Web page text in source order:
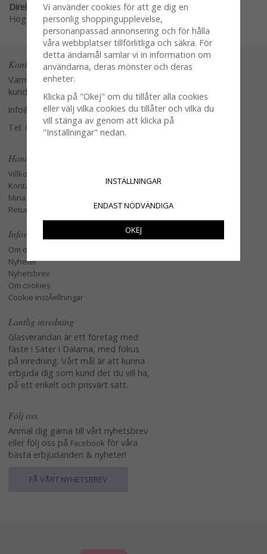
Direktlänk:
Högerklicka och kopiera adressen
Kontakta oss
Varmt välkommen att kontakta vår
kundtjänst.
info@glasverandan.se
Tel: 079-3495968
Handla
Villkor
Kontakta oss
Mina favoriter
Retur och Reklamation
Information
Om oss
Nyheter
Nyhetsbrev
Om cookies
Cookie instÃ¤llningar
Lantlig inredning
Glasverandan är ett företag med
fäste i Säter i Dalarna, med fokus
på inredning. Vårt mål är att kunna
erbjuda dig som kund det du vill ha,
på ett enkelt och prisvärt sätt.
Följ oss
Anmäl dig gärna till vårt nyhetsbrev
eller följ oss på Facebook för våra
bästa erbjudanden & nyheter!
FÅ VÅRT NYHETSBREV
Vi använder cookies för att ge dig en
personlig shoppingupplevelse,
personanpassad annonsering och för hålla
våra webbplatser tillförlitliga och säkra. För
detta ändamål samlar vi in information om
användarna, deras mönster och deras
enheter.
Klicka på "Okej" om du tillåter alla cookies
eller välj vilka cookies du tillåter och vilka du
vill stänga av genom att klicka på
"Inställningar" nedan.
INSTÄLLNINGAR
ENDAST NÖDVÄNDIGA
OKEJ